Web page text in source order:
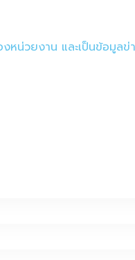
หน่วยงาน และเป็นข้อมูลข่